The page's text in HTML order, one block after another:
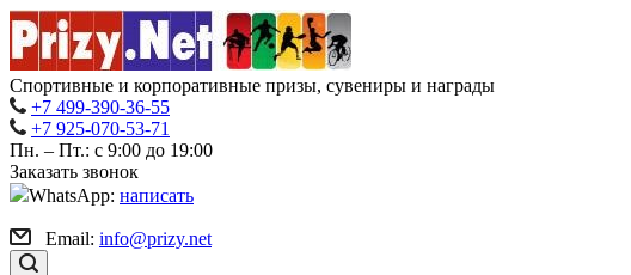
Спортивные и корпоративные призы, сувениры и награды
+7 499-390-36-55
+7 925-070-53-71
Пн. – Пт.: с 9:00 до 19:00
Заказать звонок
WhatsApp: написать
Email: info@prizy.net